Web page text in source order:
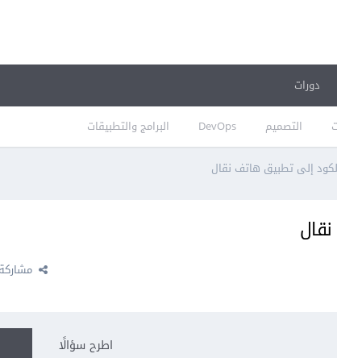
التصميم DevOps البرامج والتطبيقات
دورات
إلى تطبيق هاتف نقال
مشاركة
اطرح سؤالًا